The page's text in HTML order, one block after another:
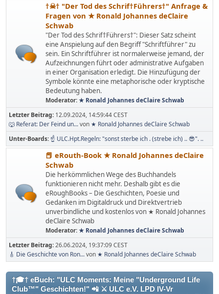
†☠† "Der Tod des Schrif†Führers†" Anfrage &
Fragen von ★ Ronald Johannes deClaire
Schwab
"Der Tod des Schrif†Führers†": Dieser Satz scheint
eine Anspielung auf den Begriff "Schriftführer" zu
sein. Ein Schriftführer ist normalerweise jemand, der
Aufzeichnungen führt oder administrative Aufgaben
in einer Organisation erledigt. Die Hinzufügung der
Symbole könnte eine metaphorische oder kryptische
Bedeutung haben.
Moderator:★ Ronald Johannes deClaire Schwab
Letzter Beitrag: 12.09.2024, 14:59:44 CEST
🐺 Referat: Der Feind un...von ★ Ronald Johannes deClaire Schwab
Unter-Boards ☝ ULC.Hpt.Regeln: "sonst sterbe ich . (strebe ich) .. 😎". ..
📕 eRouth-Book ★ Ronald Johannes deClaire
Schwab
Die herkömmlichen Wege des Buchhandels
funktionieren nicht mehr. Deshalb gibt es die
eRoughBooks – Die Geschichten, Poesie und
Gedanken im Digitaldruck und Direktvertrieb
unverbindliche und kostenlos von ★ Ronald Johannes
deClaire Schwab
Moderator:★ Ronald Johannes deClaire Schwab
Letzter Beitrag:26.06.2024, 19:37:09 CEST
🎸 Die Geschichte von Ron...von ★ Ronald Johannes deClaire Schwab
†🎓† eBuch: "ULC Moments: Meine "Underground Life
Club™" Geschichten!" 📲 ⚔ ULC e.V. LPD IV-Vr